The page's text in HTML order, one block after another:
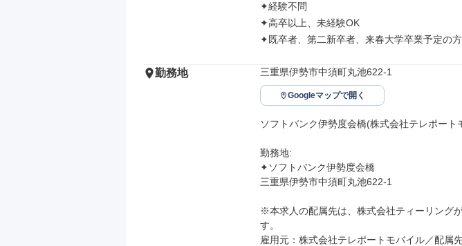
✦経験不問
✦高卒以上、未経験OK
✦既卒者、第二新卒者、来春大学卒業予定の
勤務地 三重県伊勢市中須町丸池622‐1
Googleマップで開く
ソフトバンク伊勢度会橋(株式会社テレポート
勤務地:
✦ソフトバンク伊勢度会橋
三重県伊勢市中須町丸池622‐1
※本求人の配属先は、株式会社ティーリング
す。
雇用元：株式会社テレポートモバイル／配属